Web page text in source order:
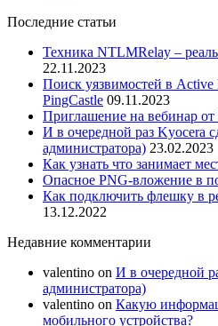
Последние статьи
Техника NTLMRelay –
22.11.2023
Поиск уязвимостей в
PingCastle 09.11.2023
Приглашение на вебинар
И в очередной раз Kyocera
администратора) 23.02.2023
Как узнать что занимает
Опасное PNG-вложение в
Как подключить флешку в
13.12.2022
Недавние комментарии
valentino on И в очередной
администратора)
valentino on Какую
мобильного устройства?